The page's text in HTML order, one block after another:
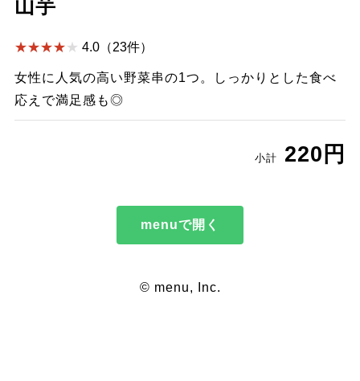
山芋
4.0（23件）
女性に人気の高い野菜串の1つ。しっかりとした食べ
応えで満足感も◎
小計 220円
menuで開く
© menu, Inc.